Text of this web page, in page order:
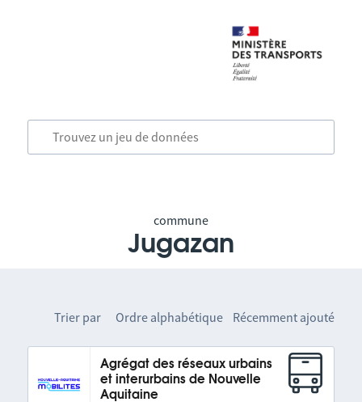
commune
Jugazan
Trier par Ordre alphabétique Récemment ajouté
Agrégat des réseaux urbains
et interurbains de Nouvelle
Aquitaine